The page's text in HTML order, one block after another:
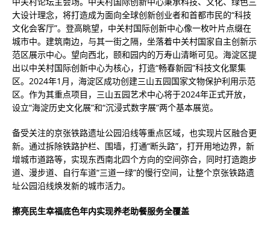
大设计理念，将打造成为面向全球创新创业者和首都市民的“科技
文化会客厅”。登高眺望，中关村国际创新中心像一枚叶片点缀在
城市中。建筑南边，与其一街之隔，坐落着中关村国家自主创新示
范区展示中心。望向西北，颐和园内的万寿山清晰可见。海淀区提
出以中关村国际创新中心为核心，打造“畅春新园”科技文化聚集
区。2024年1月，海淀区成功创建三山五园国家文物保护利用示范
区。作为其重点项目，三山五园艺术中心将于2024年正式开放，
设立“海淀历史文化展”和“沉浸式数字展”两个基本展览。
备受关注的京张铁路遗址公园沿线等重点区域，也实现片区融合更
新。通过拆除铁路护栏、围墙，打通“断头路”，打开用地边界，新
增城市道路等，实现东西南北四个方向的空间弥合，同时打造跑步
道、漫步道、自行车道“三道一绿”的慢行空间，让整个京张铁路遗
址公园沿线焕发新的城市活力。
擦亮民生幸福底色年内实现养老助餐服务全覆盖